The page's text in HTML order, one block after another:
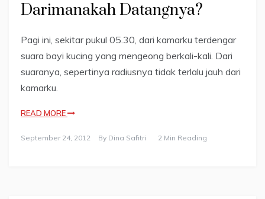
Darimanakah Datangnya?
Pagi ini, sekitar pukul 05.30, dari kamarku terdengar
suara bayi kucing yang mengeong berkali-kali. Dari
suaranya, sepertinya radiusnya tidak terlalu jauh dari
kamarku.
READ MORE
September 24, 2012 By Dina Safitri 2 Min Reading